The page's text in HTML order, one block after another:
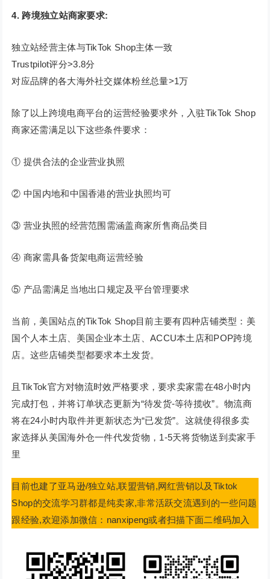
4. 跨境独立站商家要求:
独立站经营主体与TikTok Shop主体一致
Trustpilot评分>3.8分
对应品牌的各大海外社交媒体粉丝总量>1万
除了以上跨境电商平台的运营经验要求外，入驻TikTok Shop
商家还需满足以下这些条件要求：
① 提供合法的企业营业执照
② 中国内地和中国香港的营业执照均可
③ 营业执照的经营范围需涵盖商家所售商品类目
④ 商家需具备货架电商运营经验
⑤ 产品需满足当地出口规定及平台管理要求
当前，美国站点的TikTok Shop目前主要有四种店铺类型：美
国个人本土店、美国企业本土店、ACCU本土店和POP跨境
店。这些店铺类型都要求本土发货。
且TikTok官方对物流时效严格要求，要求卖家需在48小时内
完成打包，并将订单状态更新为“待发货-等待揽收”。物流商
将在24小时内取件并更新状态为“已发货”。这就使得很多卖
家选择从美国海外仓一件代发货物，1-5天将货物送到卖家手
里
目前也建了亚马逊/独立站,联盟营销,网红营销以及Tiktok
Shop的交流学习群都是纯卖家,非常活跃交流遇到的一些问题
跟经验,欢迎添加微信：nanxipeng或者扫描下面二维码加入